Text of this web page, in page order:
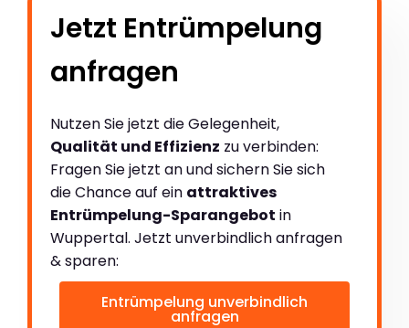
Jetzt Entrümpelung
anfragen
Nutzen Sie jetzt die Gelegenheit,
Qualität und Effizienz zu verbinden:
Fragen Sie jetzt an und sichern Sie sich
die Chance auf ein attraktives
Entrümpelung-Sparangebot in
Wuppertal. Jetzt unverbindlich anfragen
& sparen:
Entrümpelung unverbindlich
anfragen